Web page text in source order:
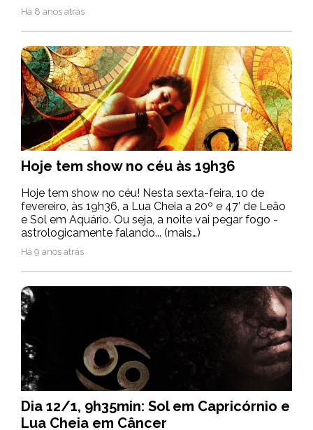
Há 8 anos atrás
Hoje tem show no céu às 19h36
Hoje tem show no céu! Nesta sexta-feira, 10 de
fevereiro, às 19h36, a Lua Cheia a 20º e 47’ de Leão
e Sol em Aquário. Ou seja, a noite vai pegar fogo -
astrologicamente falando... (mais…)
Há 9 anos atrás
Dia 12/1, 9h35min: Sol em Capricórnio e
Lua Cheia em Câncer